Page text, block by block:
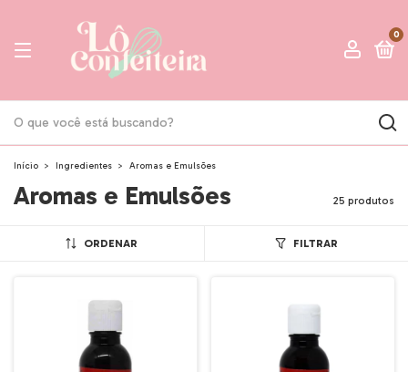
0
Início > Ingredientes > Aromas e Emulsões
Aromas e Emulsões 25 produtos
ORDENAR FILTRAR